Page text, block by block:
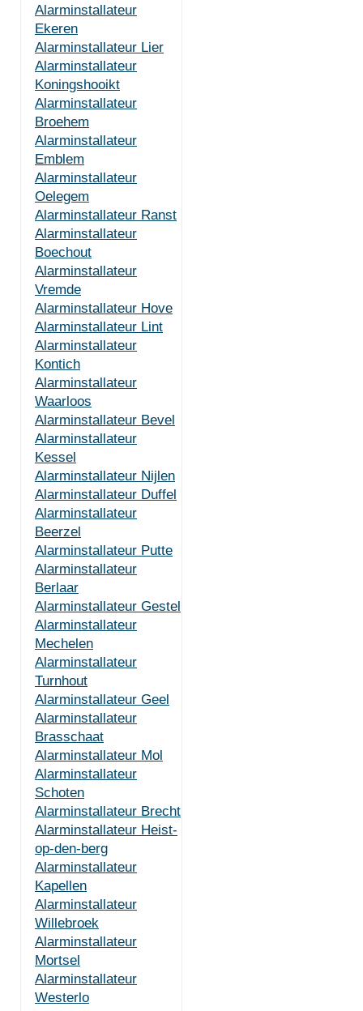
Alarminstallateur
Ekeren
Alarminstallateur Lier
Alarminstallateur
Koningshooikt
Alarminstallateur
Broehem
Alarminstallateur
Emblem
Alarminstallateur
Oelegem
Alarminstallateur Ranst
Alarminstallateur
Boechout
Alarminstallateur
Vremde
Alarminstallateur Hove
Alarminstallateur Lint
Alarminstallateur
Kontich
Alarminstallateur
Waarloos
Alarminstallateur Bevel
Alarminstallateur
Kessel
Alarminstallateur Nijlen
Alarminstallateur Duffel
Alarminstallateur
Beerzel
Alarminstallateur Putte
Alarminstallateur
Berlaar
Alarminstallateur Gestel
Alarminstallateur
Mechelen
Alarminstallateur
Turnhout
Alarminstallateur Geel
Alarminstallateur
Brasschaat
Alarminstallateur Mol
Alarminstallateur
Schoten
Alarminstallateur Brecht
Alarminstallateur Heist-
op-den-berg
Alarminstallateur
Kapellen
Alarminstallateur
Willebroek
Alarminstallateur
Mortsel
Alarminstallateur
Westerlo